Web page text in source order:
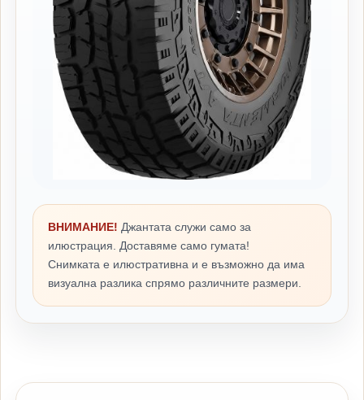
ВНИМАНИЕ! Джантата служи само за
илюстрация. Доставяме само гумата!
Снимката е илюстративна и е възможно да има
визуална разлика спрямо различните размери.